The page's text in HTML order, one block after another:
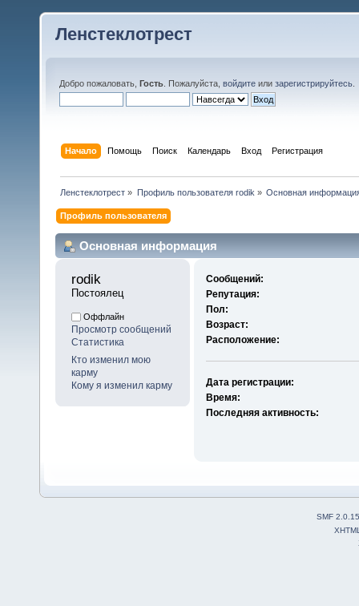
Ленстеклотрест
Добро пожаловать, Гость . Пожалуйста, войдите или зарегистрируйтесь
Начало Помощь Поиск Календарь Вход Регистрация
Ленстеклотрест » Профиль пользователя rodik » Основная
Профиль пользователя
Основная информация
rodik
Постоялец
Оффлайн
Просмотр сообщений
Статистика
Кто изменил мою
карму
Кому я изменил карму
Сообщений:
Репутация:
Пол:
Возраст:
Расположение:
Дата регистрации:
Время:
Последняя активность:
SMF 2.0.15